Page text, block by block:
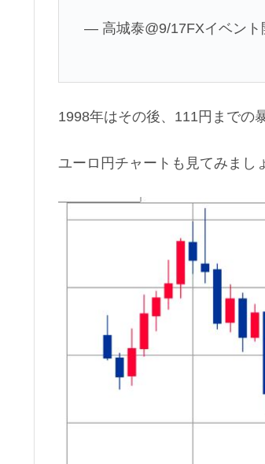
— 高城泰@9/17FXイベント
1998年はその後、111円までの
ユーロ円チャートも見てみまし